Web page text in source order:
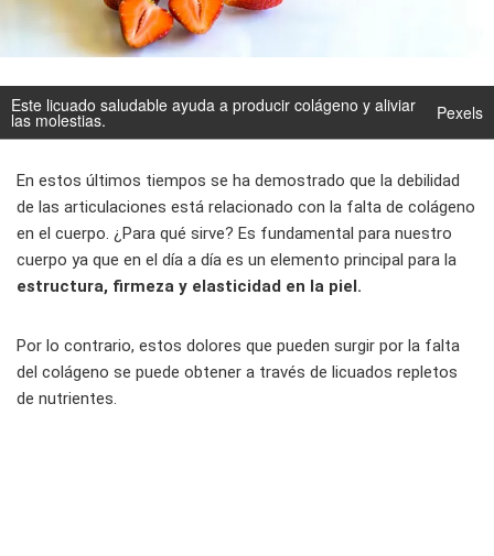
Este licuado saludable ayuda a producir colágeno y aliviar
las molestias. Pexels
En estos últimos tiempos se ha demostrado que la debilidad
de las articulaciones está relacionado con la falta de colágeno
en el cuerpo. ¿Para qué sirve? Es fundamental para nuestro
cuerpo ya que en el día a día es un elemento principal para la
estructura, firmeza y elasticidad en la piel.
Por lo contrario, estos dolores que pueden surgir por la falta
del colágeno se puede obtener a través de licuados repletos
de nutrientes.